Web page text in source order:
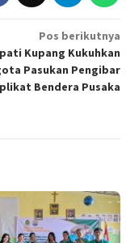
Pos berikutnya
Kupang Kukuhkan
Pasukan Pengibar
Bendera Pusaka